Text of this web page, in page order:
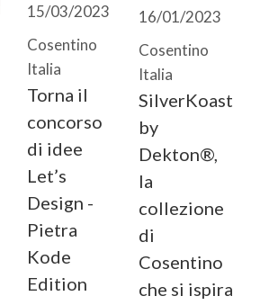
15/03/2023
Cosentino
Italia
Torna il
concorso
di idee
Let’s
Design -
Pietra
Kode
Edition
16/01/2023
Cosentino
Italia
SilverKoast
by
Dekton®,
la
collezione
di
Cosentino
che si ispira